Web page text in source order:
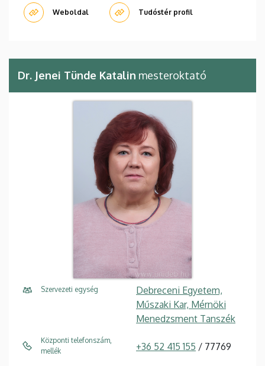
Weboldal Tudóstér profil
Dr. Jenei Tünde Katalin mesteroktató
Szervezeti egység
Debreceni Egyetem,
Műszaki Kar, Mérnöki
Menedzsment Tanszék
Központi telefonszám,
mellék
+36 52 415 155 / 77769